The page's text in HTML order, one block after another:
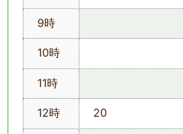
9時
10時
11時
12時 20